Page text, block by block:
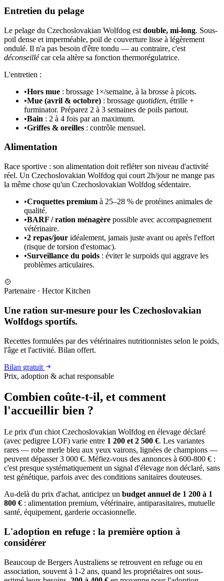
Entretien du pelage
Le pelage du Czechoslovakian Wolfdog est double, mi-long. Sous-
poil dense et imperméable, poil de couverture lisse à légèrement
ondulé. Il n'a pas besoin d'être tondu — au contraire, c'est
déconseillécar cela altère sa fonction thermorégulatrice.
L'entretien :
•Hors mue : brossage 1×/semaine, à la brosse à picots.
•Mue (avril & octobre) : brossage quotidien, étrille +
furminator. Préparez 2 à 3 semaines de poils partout.
•Bain : 2 à 4 fois par an maximum.
•Griffes & oreilles : contrôle mensuel.
Alimentation
Race sportive : son alimentation doit refléter son niveau d'activité
réel. Un Czechoslovakian Wolfdog qui court 2h/jour ne mange pas
la même chose qu'un Czechoslovakian Wolfdog sédentaire.
•Croquettes premium à 25–28 % de protéines animales de
qualité.
•BARF / ration ménagère possible avec accompagnement
vétérinaire.
•2 repas/jour idéalement, jamais juste avant ou après l'effort
(risque de torsion d'estomac).
•Surveillance du poids : éviter le surpoids qui aggrave les
problèmes articulaires.
🍲
Partenaire · Hector Kitchen
Une ration sur-mesure pour les Czechoslovakian
Wolfdogs sportifs.
Recettes formulées par des vétérinaires nutritionnistes selon le poids,
l'âge et l'activité. Bilan offert.
Bilan gratuit
Prix, adoption & achat responsable
Combien coûte-t-il, et comment
l'accueillir bien ?
Le prix d'un chiot Czechoslovakian Wolfdog en élevage déclaré
(avec pedigree LOF) varie entre 1 200 et 2 500 €. Les variantes
rares — robe merle bleu aux yeux vairons, lignées de champions —
peuvent dépasser 3 000 €. Méfiez-vous des annonces à 600-800 € :
c'est presque systématiquement un signal d'élevage non déclaré, sans
test génétique, parfois avec des conditions sanitaires douteuses.
Au-delà du prix d'achat, anticipez un budget annuel de 1 200 à 1
800 € : alimentation premium, vétérinaire, antiparasitaires, mutuelle
santé, équipement, garderie occasionnelle.
L'adoption en refuge : la première option à
considérer
Beaucoup de Bergers Australiens se retrouvent en refuge ou en
association, souvent à 1-2 ans, quand les propriétaires ont sous-